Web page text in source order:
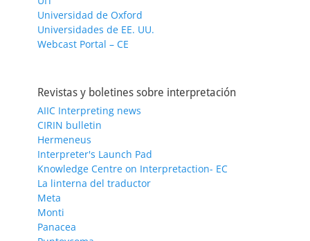
Universidad de Oxford
Universidades de EE. UU.
Webcast Portal – CE
Revistas y boletines sobre interpretación
AIIC Interpreting news
CIRIN bulletin
Hermeneus
Interpreter's Launch Pad
Knowledge Centre on Interpretaction- EC
La linterna del traductor
Meta
Monti
Panacea